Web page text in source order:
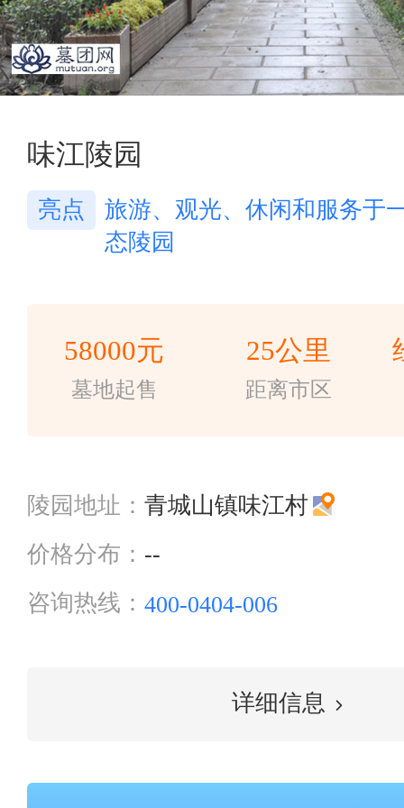
味江陵园
亮点
旅游、观光、休闲和服务于
态陵园
58000元
墓地起售
25公里
距离市区
陵园地址： 青城山镇味江村
价格分布： --
咨询热线： 400-0404-006
详细信息